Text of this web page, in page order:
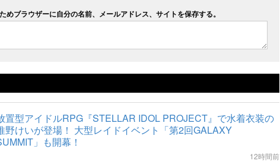
めブラウザーに自分の名前、メールアドレス、サイトを保存する。
置型アイドルRPG『STELLAR IDOL PROJECT』で水着衣装の
野けいが登場！ 大型レイドイベント「第2回GALAXY
」も開幕！
12時間前